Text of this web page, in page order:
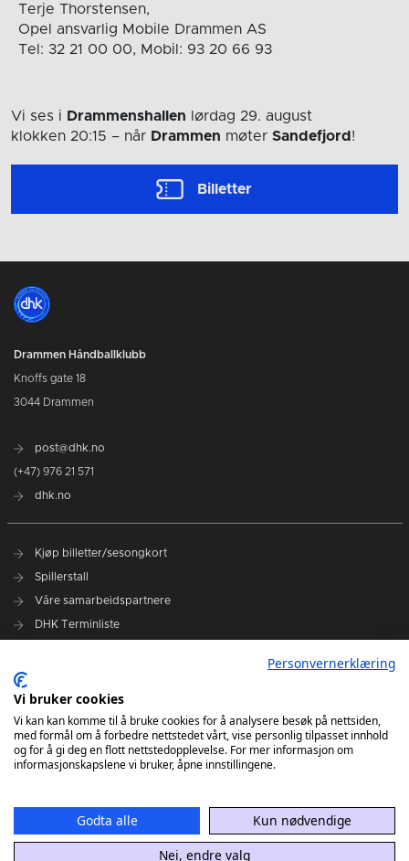
Terje Thorstensen,
Opel ansvarlig Mobile Drammen AS
Tel: 32 21 00 00, Mobil: 93 20 66 93
Vi ses i Drammenshallen lørdag 29. august
klokken 20:15 – når Drammen møter Sandefjord !
Billetter
Drammen Håndballklubb
Knoffs gate 18
3044 Drammen
post@dhk.no
(+47) 976 21 571
dhk.no
Kjøp billetter/sesongkort
Spillerstall
Våre samarbeidspartnere
DHK Terminliste
DHK på Instagram
DHK på TikTok
Personvernerklæring
Vi bruker cookies
Vi kan kan komme til å bruke cookies for å analysere besøk på nettsiden,
med formål om å forbedre nettstedet vårt, vise personlig tilpasset innhold
og for å gi deg en flott nettstedopplevelse. For mer informasjon om
informasjonskapslene vi bruker, åpne innstillingene.
Godta alle
Kun nødvendige
Nei, endre valg